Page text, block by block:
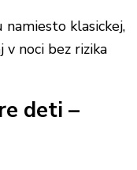
klasickej,
noci bez rizika
deti –